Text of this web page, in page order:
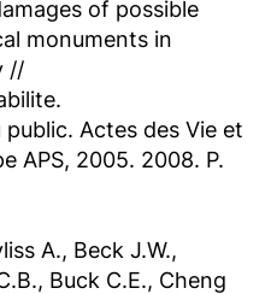
of possible
monuments in
//
Actes des Vie et
APS, 2005. 2008. P.
A., Beck J.W.,
Buck C.E., Cheng